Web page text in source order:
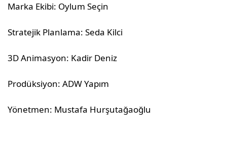
Marka Ekibi: Oylum Seçin
Stratejik Planlama: Seda Kilci
3D Animasyon: Kadir Deniz
Prodüksiyon: ADW Yapım
Yönetmen: Mustafa Hurşutağaoğlu